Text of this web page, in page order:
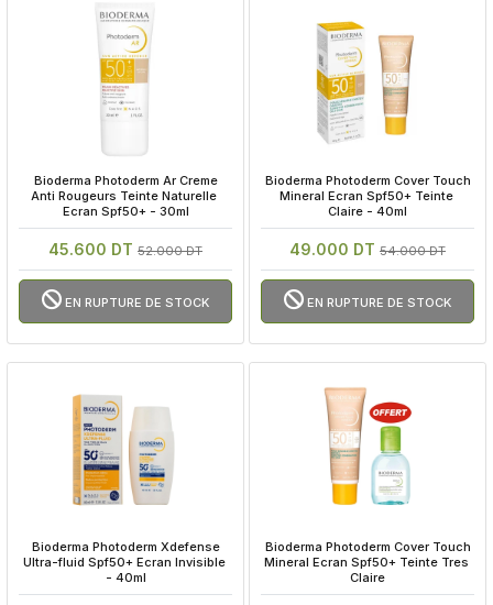
Bioderma Photoderm Ar Creme
Anti Rougeurs Teinte Naturelle
Ecran Spf50+ - 30ml
45.600 DT 52.000 DT
EN RUPTURE DE STOCK
Bioderma Photoderm Cover Touch
Mineral Ecran Spf50+ Teinte
Claire - 40ml
49.000 DT 54.000 DT
EN RUPTURE DE STOCK
Bioderma Photoderm Xdefense
Ultra-fluid Spf50+ Ecran Invisible
- 40ml
Bioderma Photoderm Cover Touch
Mineral Ecran Spf50+ Teinte Tres
Claire